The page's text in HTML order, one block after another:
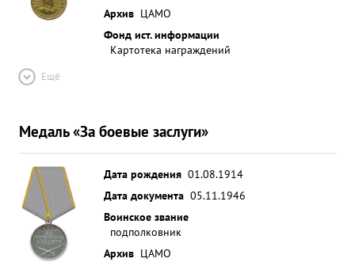
Архив ЦАМО
Фонд ист. информации
Картотека награждений
Ещё
Медаль «За боевые заслуги»
Дата рождения 01.08.1914
Дата документа 05.11.1946
Воинское звание
подполковник
Архив ЦАМО